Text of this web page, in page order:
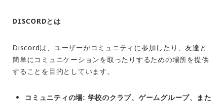
DISCORDとは
Discordは、ユーザーがコミュニティに参加したり、友達と
簡単にコミュニケーションを取ったりするための場所を提供
することを目的としています。
コミュニティの場: 学校のクラブ、ゲームグループ、また